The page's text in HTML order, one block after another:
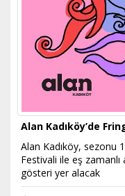
Alan Kadıköy’de
Alan Kadıköy, sezonu
Festivali ile eş zamanlı
gösteri yer alacak